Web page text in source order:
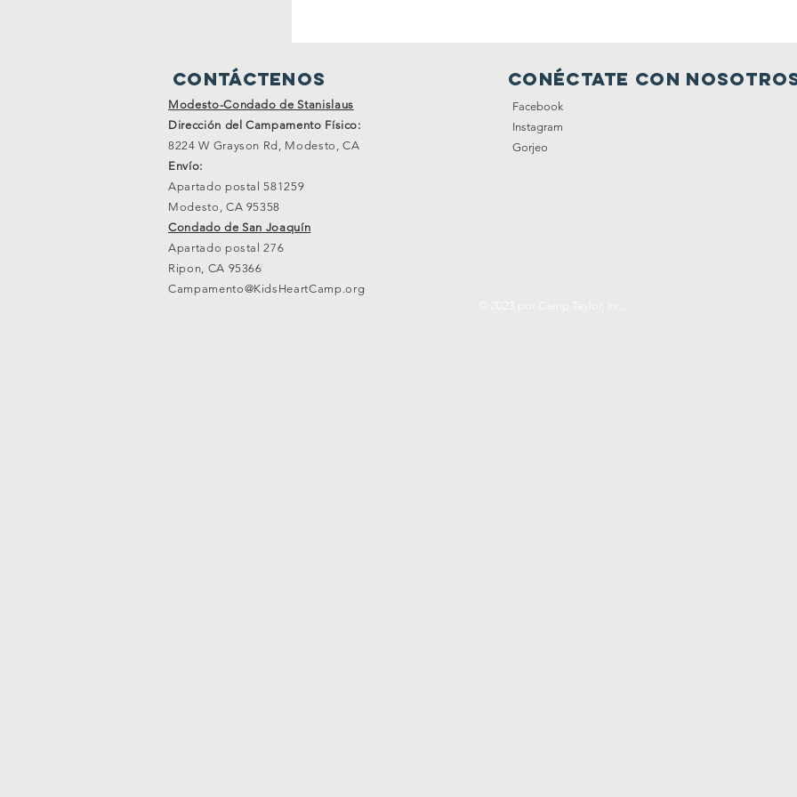
Contáctenos
Modesto-Condado de Stanislaus
Dirección del Campamento Físico:
8224 W Grayson Rd, Modesto, CA
Envío:
Apartado postal 581259
Modesto, CA 95358
Condado de San Joaquín
Apartado postal 276
Ripon, CA 95366
Campamento@KidsHeartCamp.org
Conéctate con
Facebook
Instagram
Gorjeo